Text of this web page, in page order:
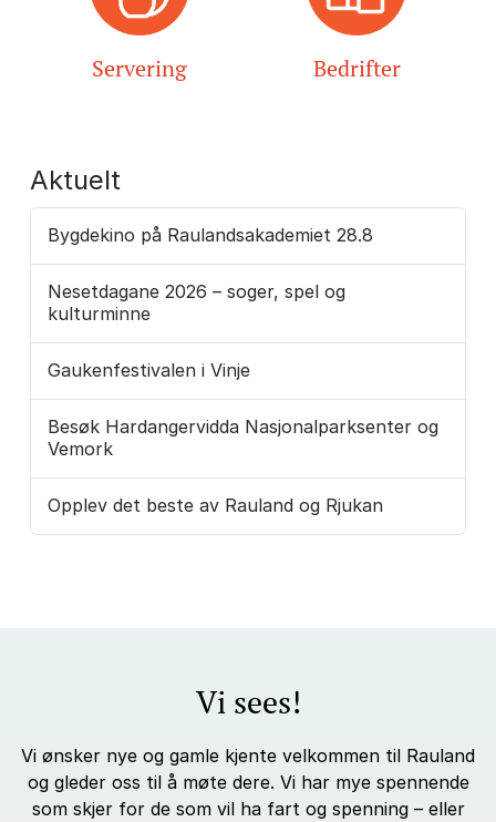
Servering Bedrifter
Aktuelt
Bygdekino på Raulandsakademiet 28.8
Nesetdagane 2026 – soger, spel og
kulturminne
Gaukenfestivalen i Vinje
Besøk Hardangervidda Nasjonalparksenter og
Vemork
Opplev det beste av Rauland og Rjukan
Vi sees!
Vi ønsker nye og gamle kjente velkommen til Rauland
og gleder oss til å møte dere. Vi har mye spennende
som skjer for de som vil ha fart og spenning – eller